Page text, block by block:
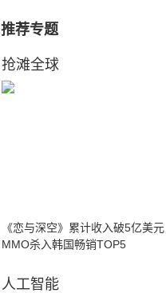
推荐专题
抢滩全球
《恋与深空》累计收入破5亿美
MMO杀入韩国畅销TOP5
人工智能